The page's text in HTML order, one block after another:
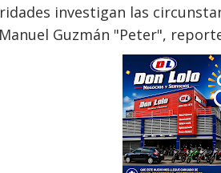
investigan las
Manuel Guzmán "Peter",